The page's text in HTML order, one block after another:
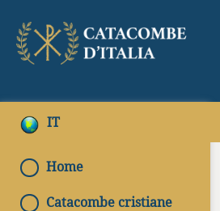
IT
Home
Catacombe cristiane